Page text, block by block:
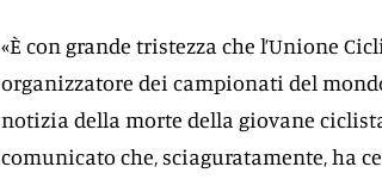
«È con grande tristezza che l’Unione
organizzatore dei campionati del
notizia della morte della giovane
comunicato che, sciaguratamente, ha